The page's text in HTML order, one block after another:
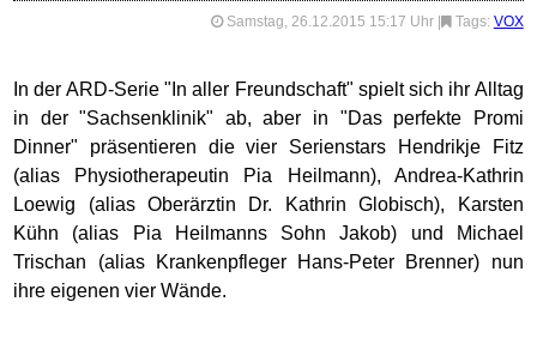
Samstag, 26.12.2015 15:17 Uhr Tags: VOX
In der ARD-Serie "In aller Freundschaft" spielt sich ihr Alltag
in der "Sachsenklinik" ab, aber in "Das perfekte Promi
Dinner" präsentieren die vier Serienstars Hendrikje Fitz
(alias Physiotherapeutin Pia Heilmann), Andrea-Kathrin
Loewig (alias Oberärztin Dr. Kathrin Globisch), Karsten
Kühn (alias Pia Heilmanns Sohn Jakob) und Michael
Trischan (alias Krankenpfleger Hans-Peter Brenner) nun
ihre eigenen vier Wände.